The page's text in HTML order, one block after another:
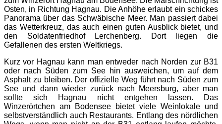
Osten, in Richtung Hagnau. Die Anhöhe erlaubt ein schickes
Panorama über das Schwäbische Meer. Man passiert dabei
das Wetterkreuz, das auch einen guten Ausblick bietet, und
den Soldatenfriedhof Lerchenberg. Dort liegen die
Gefallenen des ersten Weltkriegs.
Kurz vor Hagnau kann man entweder nach Norden zur B31
oder nach Süden zum See hin ausweichen, um auf dem
Asphalt zu bleiben. Der offizielle Weg führt nach Süden zum
See und dann wieder zurück nach Meersburg, aber man
sollte sich Hagnau nicht entgehen lassen. Das
Winzerörtchen am Bodensee bietet viele Weinlokale und
selbstverständlich auch Restaurants. Entlang des nördlichen